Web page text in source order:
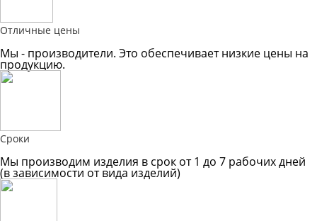
Отличные цены
Мы - производители. Это обеспечивает низкие цены на
продукцию.
Сроки
Мы производим изделия в срок от 1 до 7 рабочих дней
(в зависимости от вида изделий)